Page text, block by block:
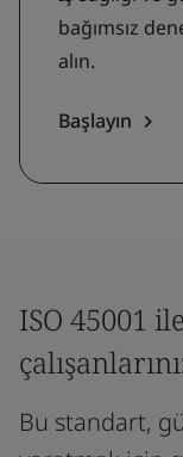
bağımsız
alın.
Başlayın
ISO 45001
Bu standart,